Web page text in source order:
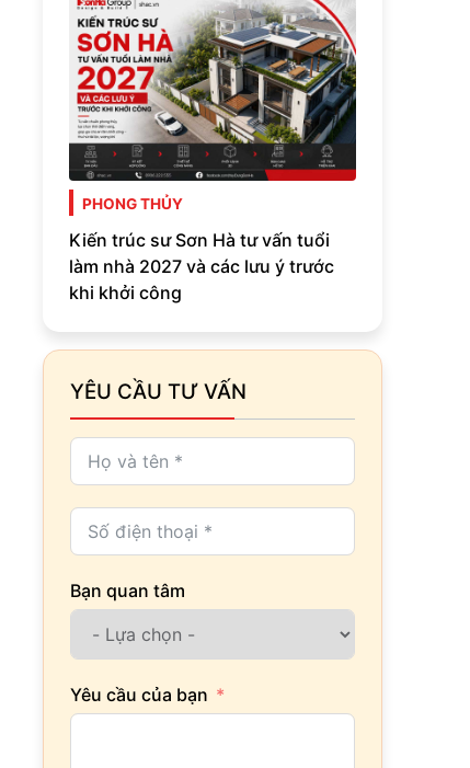
PHONG THỦY
Kiến trúc sư Sơn Hà tư vấn tuổi
làm nhà 2027 và các lưu ý trước
khi khởi công
YÊU CẦU TƯ VẤN
Bạn quan tâm
Yêu cầu của bạn